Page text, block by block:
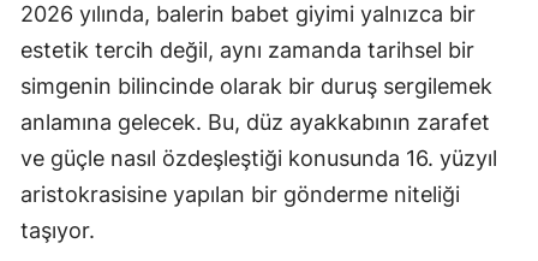
2026 yılında, balerin babet giyimi yalnızca bir
estetik tercih değil, aynı zamanda tarihsel bir
simgenin bilincinde olarak bir duruş sergilemek
anlamına gelecek. Bu, düz ayakkabının zarafet
ve güçle nasıl özdeşleştiği konusunda 16. yüzyıl
aristokrasisine yapılan bir gönderme niteliği
taşıyor.